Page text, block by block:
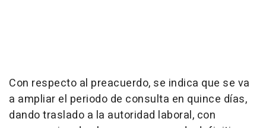
Con respecto al preacuerdo, se indica que se va
a ampliar el periodo de consulta en quince días,
dando traslado a la autoridad laboral, con